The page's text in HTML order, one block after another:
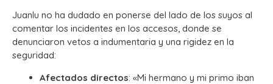
Juanlu no ha dudado en ponerse del lado de los suyos al
comentar los incidentes en los accesos, donde se
denunciaron vetos a indumentaria y una rigidez en la
seguridad:
Afectados directos: «Mi hermano y mi primo iban